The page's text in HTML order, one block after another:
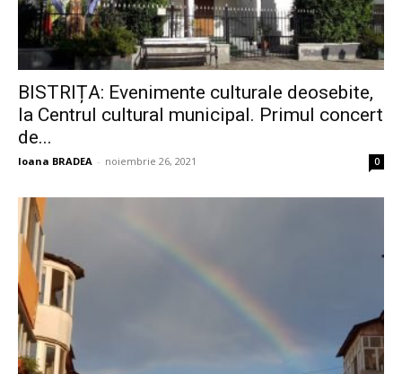
BISTRIȚA: Evenimente culturale deosebite,
la Centrul cultural municipal. Primul concert
de...
Ioana BRADEA - noiembrie 26, 2021 0